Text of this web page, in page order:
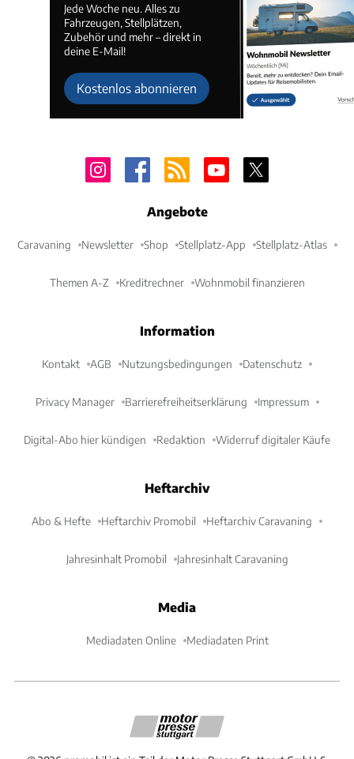
Jede Woche neu. Alles zu
Fahrzeugen, Stellplätzen,
Zubehör und mehr – direkt in
deine E-Mail!
Kostenlos abonnieren
Angebote
Caravaning Newsletter Shop Stellplatz-App Stellplatz-Atlas
Themen A-Z Kreditrechner Wohnmobil finanzieren
Information
Kontakt AGB Nutzungsbedingungen Datenschutz
Privacy Manager Barrierefreiheitserklärung Impressum
Digital-Abo hier kündigen Redaktion Widerruf digitaler Käufe
Heftarchiv
Abo & Hefte Heftarchiv Promobil Heftarchiv Caravaning
Jahresinhalt Promobil Jahresinhalt Caravaning
Media
Mediadaten Online Mediadaten Print